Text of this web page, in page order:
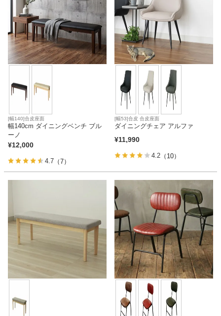
[幅140]合皮座面
幅140cm ダイニングベンチ ブル
ーノ
¥12,000
4.7 （7）
[幅53]合皮 合皮座面
ダイニングチェア アルファ
¥11,990
4.2 （10）